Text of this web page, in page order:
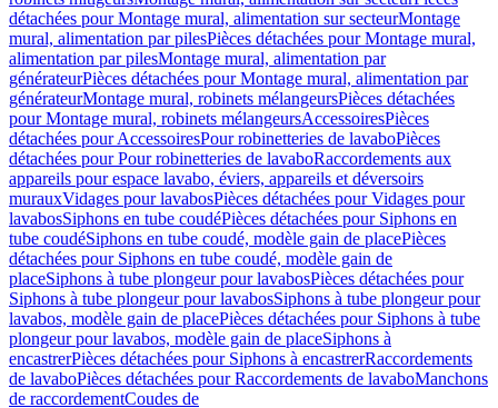
détachées pour Montage mural, alimentation sur secteurMontage
mural, alimentation par pilesPièces détachées pour Montage mural,
alimentation par pilesMontage mural, alimentation par
générateurPièces détachées pour Montage mural, alimentation par
générateurMontage mural, robinets mélangeursPièces détachées
pour Montage mural, robinets mélangeursAccessoiresPièces
détachées pour AccessoiresPour robinetteries de lavaboPièces
détachées pour Pour robinetteries de lavaboRaccordements aux
appareils pour espace lavabo, éviers, appareils et déversoirs
murauxVidages pour lavabosPièces détachées pour Vidages pour
lavabosSiphons en tube coudéPièces détachées pour Siphons en
tube coudéSiphons en tube coudé, modèle gain de placePièces
détachées pour Siphons en tube coudé, modèle gain de
placeSiphons à tube plongeur pour lavabosPièces détachées pour
Siphons à tube plongeur pour lavabosSiphons à tube plongeur pour
lavabos, modèle gain de placePièces détachées pour Siphons à tube
plongeur pour lavabos, modèle gain de placeSiphons à
encastrerPièces détachées pour Siphons à encastrerRaccordements
de lavaboPièces détachées pour Raccordements de lavaboManchons
de raccordementCoudes de